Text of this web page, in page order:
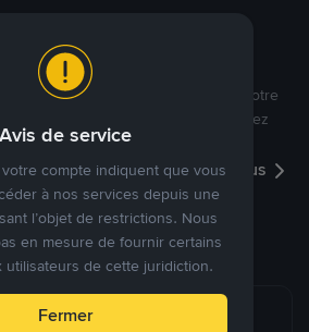
pour vous
libres d’acheter et de vendre à votre
à partir des offres existantes, ou créez
pour fixer vos propres prix.
Voir plus
de paiement
Avis de service
compte indiquent que vous
à nos services depuis une
l’objet de restrictions. Nous
en mesure de fournir certains
utilisateurs de cette juridiction.
Fermer